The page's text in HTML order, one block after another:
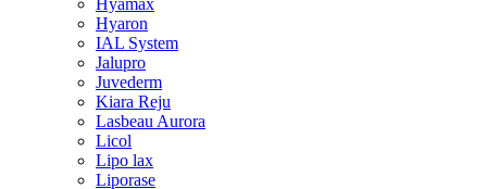
Hyamax
Hyaron
IAL System
Jalupro
Juvederm
Kiara Reju
Lasbeau Aurora
Licol
Lipo lax
Liporase